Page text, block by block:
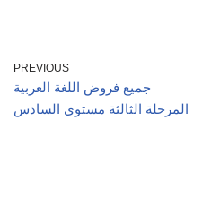
PREVIOUS
جميع فروض اللغة العربية
المرحلة الثالثة مستوى السادس